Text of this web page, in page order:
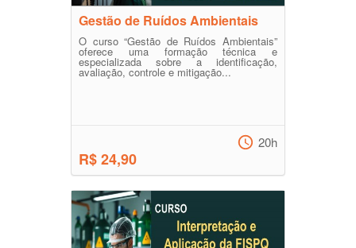
Gestão de Ruídos Ambientais
O curso “Gestão de Ruídos Ambientais”
oferece uma formação técnica e
especializada sobre a identificação,
avaliação, controle e mitigação...
R$ 24,90
20h